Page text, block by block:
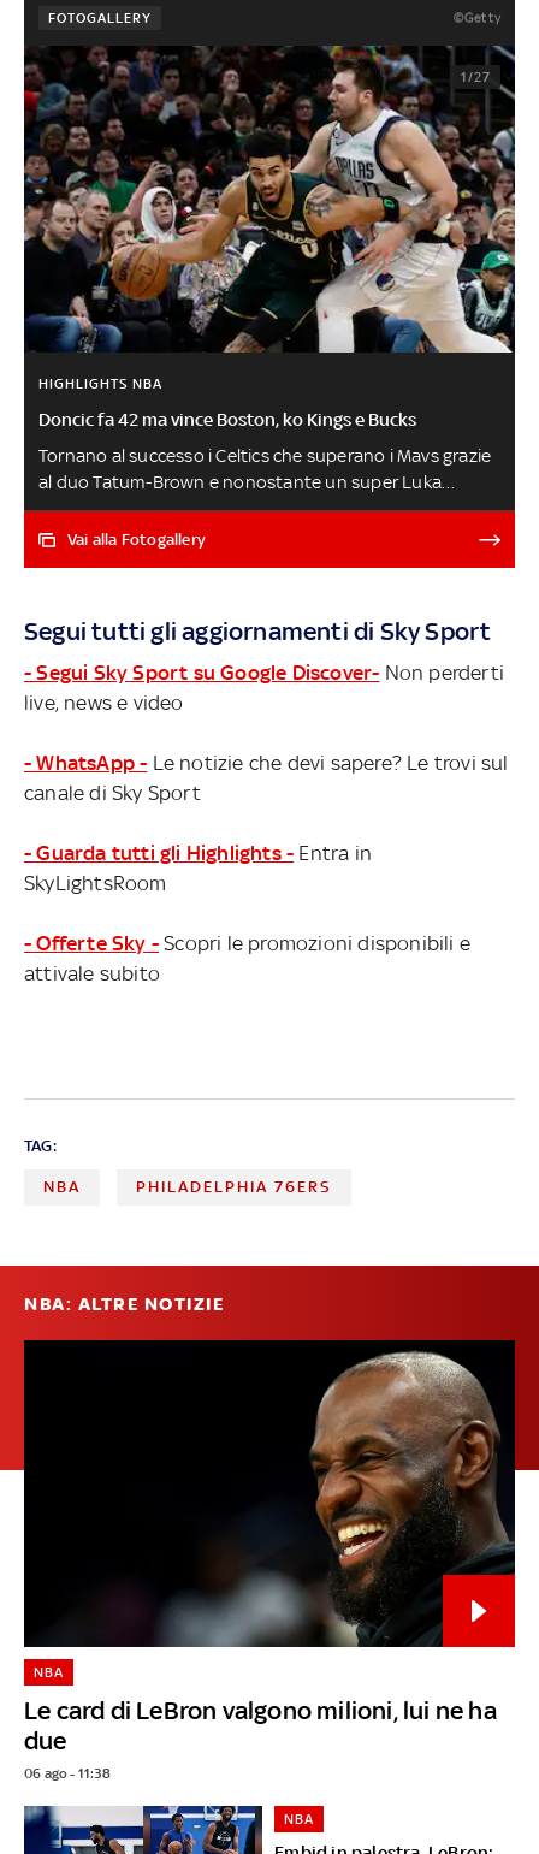
FOTOGALLERY ©Getty
1/27
HIGHLIGHTS NBA
Doncic fa 42 ma vince Boston, ko Kings e Bucks
Tornano al successo i Celtics che superano i Mavs grazie
al duo Tatum-Brown e nonostante un super Luka
Doncic da 42 punti, perde in volata Milwaukee contro
Chicago, si interrompe a sette la striscia di successi dei
quattro in fila in casa, Philadelphia causa assenze perde
in trasferta a Charlotte: risultati e highlights delle 12
partite della notte NBA
Vai alla Fotogallery
Segui tutti gli aggiornamenti di Sky Sport
- Segui Sky Sport su Google Discover- Non perderti
live, news e video
- WhatsApp - Le notizie che devi sapere? Le trovi sul
canale di Sky Sport
- Guarda tutti gli Highlights - Entra in
SkyLightsRoom
- Offerte Sky - Scopri le promozioni disponibili e
attivale subito
TAG:
NBA PHILADELPHIA 76ERS
NBA: ALTRE NOTIZIE
Le card di LeBron valgono milioni, lui ne ha
due
NBA
06 ago - 11:38
NBA